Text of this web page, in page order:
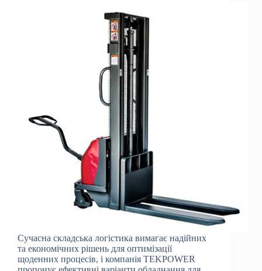
Сучасна складська логістика вимагає надійних
та економічних рішень для оптимізації
щоденних процесів, і компанія TEKPOWER